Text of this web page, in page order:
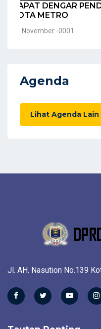
RAPAT DENGAR
KOTA METRO
30 November -0001
Agenda
Lihat Agenda Lain
Jl. AH. Nasution No.139